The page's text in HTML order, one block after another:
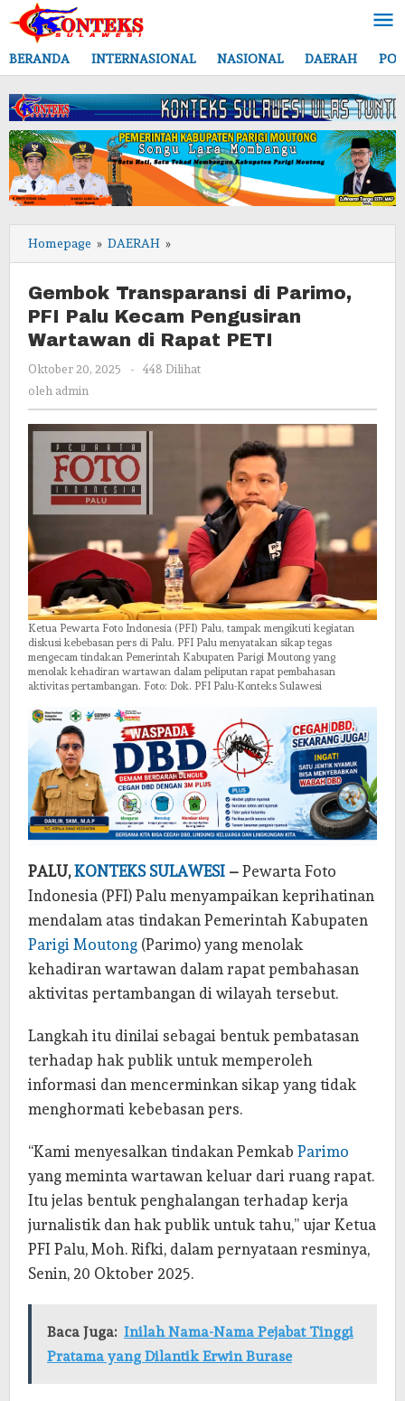
Lewati
ke
konten
BERANDA
INTERNASIONAL NASIONAL DAERAH
Homepage » DAERAH »
Transparansi
Parimo,
PFI
Palu
Pengusiran
di
Gembok Transparansi di Parimo,
PFI Palu Kecam Pengusiran
Wartawan di Rapat PETI
Oktober 20, 2025
oleh
-
448 Dilihat
oleh admin
Ketua Pewarta Foto Indonesia (PFI) Palu, tampak mengikuti kegiatan
diskusi kebebasan pers di Palu. PFI Palu menyatakan sikap tegas
mengecam tindakan Pemerintah Kabupaten Parigi Moutong yang
menolak kehadiran wartawan dalam peliputan rapat pembahasan
aktivitas pertambangan. Foto: Dok. PFI Palu-Konteks Sulawesi
PALU,KONTEKS SULAWESI – Pewarta Foto
Indonesia (PFI) Palu menyampaikan keprihatinan
mendalam atas tindakan Pemerintah Kabupaten
Parigi Moutong (Parimo) yang menolak
kehadiran wartawan dalam rapat pembahasan
aktivitas pertambangan di wilayah tersebut.
Langkah itu dinilai sebagai bentuk pembatasan
terhadap hak publik untuk memperoleh
informasi dan mencerminkan sikap yang tidak
menghormati kebebasan pers.
“Kami menyesalkan tindakan Pemkab Parimo
yang meminta wartawan keluar dari ruang rapat.
Itu jelas bentuk penghalangan terhadap kerja
jurnalistik dan hak publik untuk tahu,” ujar Ketua
PFI Palu, Moh. Rifki, dalam pernyataan resminya,
Senin, 20 Oktober 2025.
Baca Juga: Inilah Nama-Nama Pejabat Tinggi
Pratama yang Dilantik Erwin Burase